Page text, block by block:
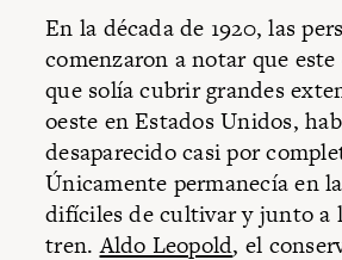
En la década de 1920, las
comenzaron a notar que este
que solía cubrir grandes
oeste en Estados Unidos,
desaparecido casi por
Únicamente permanecía en
difíciles de cultivar y junto a
tren.Aldo Leopold, el